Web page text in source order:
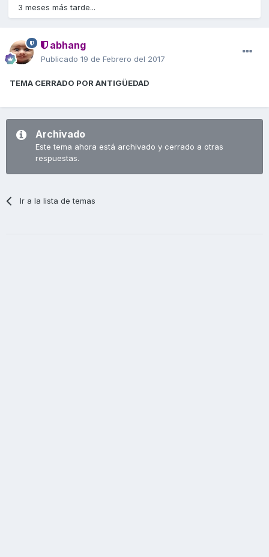
3 meses más tarde...
abhang
Publicado 19 de Febrero del 2017
TEMA CERRADO POR ANTIGÜEDAD
Archivado
Este tema ahora está archivado y cerrado a otras
respuestas.
Ir a la lista de temas